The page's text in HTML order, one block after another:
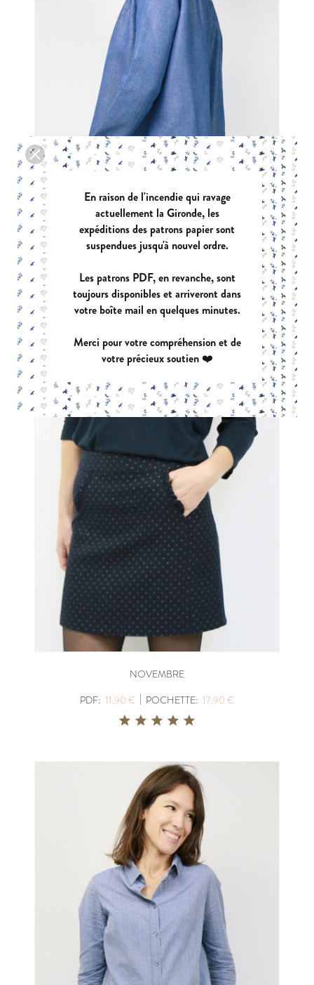
ENVOL
PDF:
12,90 €|POCHETTE: 17,90 €
NOVEMBRE
PDF: 11,90 € | POCHETTE: 17,90 €
En raison de l'incendie qui ravage
actuellement la Gironde, les
expéditions des patrons papier sont
suspendues jusqu'à nouvel ordre.
Les patrons PDF, en revanche, sont
toujours disponibles et arriveront dans
votre boîte mail en quelques minutes.
Merci pour votre compréhension et de
votre précieux soutien ❤️